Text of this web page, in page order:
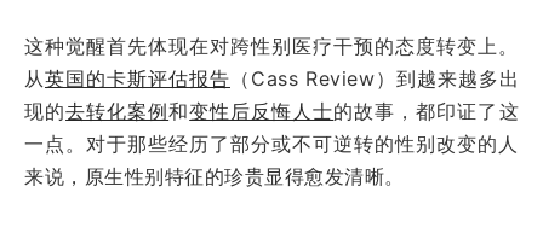
这种觉醒首先体现在对跨性别医疗干预的态度转变上。
从英国的卡斯评估报告 （Cass Review）到越来越多出
现的去转化案例和变性后反悔人士的故事，都印证了这
一点。对于那些经历了部分或不可逆转的性别改变的人
来说，原生性别特征的珍贵显得愈发清晰。